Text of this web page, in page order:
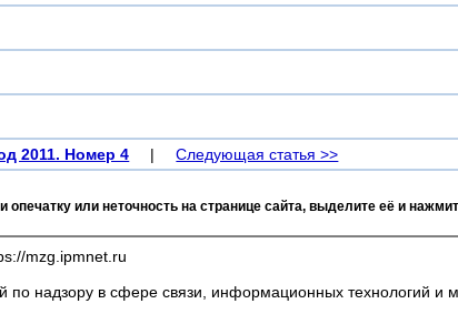
2011. Номер 4 | Следующая статья >>
или неточность на странице сайта, выделите её и
mzg.ipmnet.ru
по надзору в сфере связи, информационных технологий и